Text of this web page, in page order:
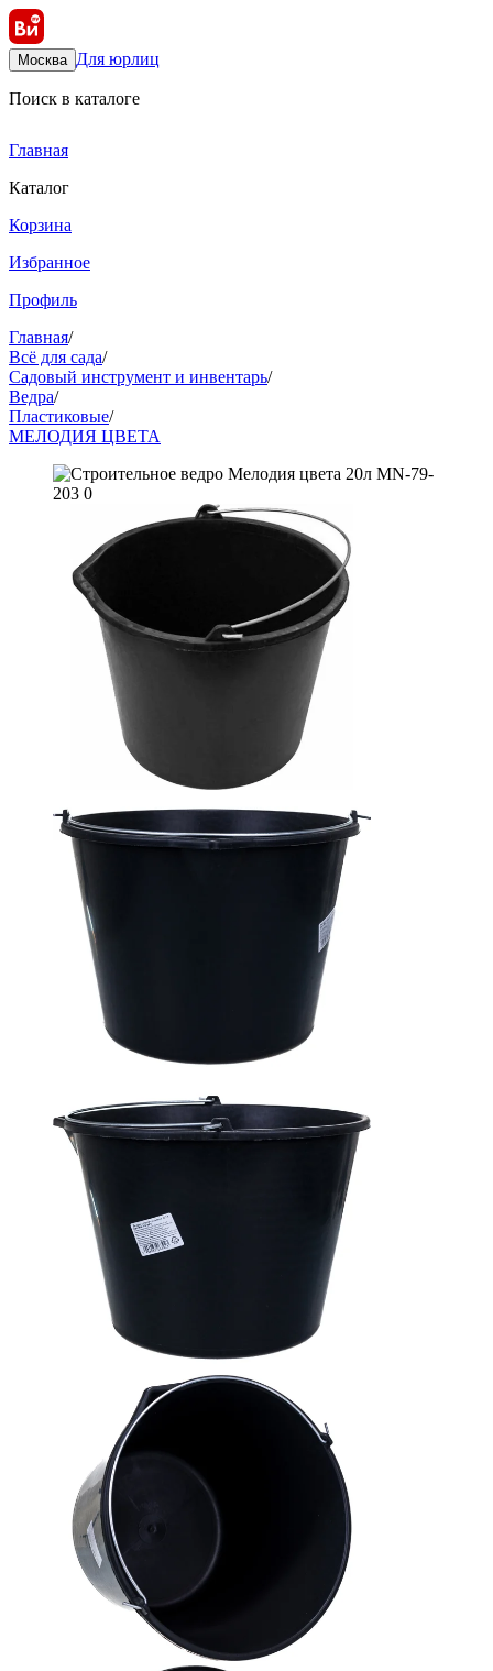
Москва Для юрлиц
Поиск в каталоге
Главная
Каталог
Корзина
Избранное
Профиль
Главная/
Всё для сада/
Садовый инструмент и инвентарь/
Ведра/
Пластиковые/
МЕЛОДИЯ ЦВЕТА